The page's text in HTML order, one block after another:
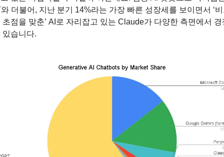
더불어, 지난 분기 14%라는 가장 빠른 성장세를 보이면서 ‘
초점을 맞춘’ AI로 자리잡고 있는 Claude가 다양한 측면에서 경
있습니다.